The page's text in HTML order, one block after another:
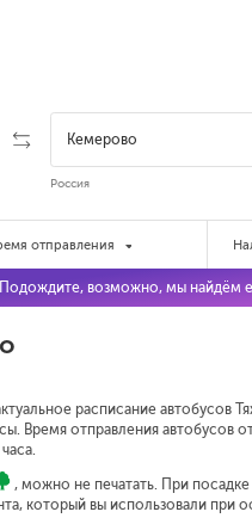
Россия
отправления
расписание автобусов
Время отправления автобусов
, можно не печатать. При
который вы использовали при
Подождите, возможно, мы найдём